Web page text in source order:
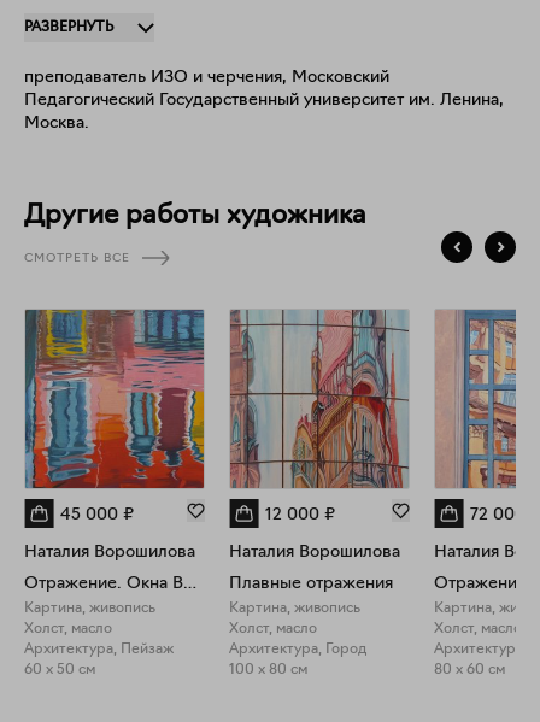
Теперь идеи моих картин рождаются из этого внутреннего
то, что зритель видит на моих картинах реалистично, но не
реально: главное в них чувственность восприятия, когда
важным становится не увиденное, а вызванные им эмоции.
иллюзиях на тонкой грани воды. Серия «Прогноз погоды» –
наблюдение за небесным театром. Я стремлюсь поделиться
мой зритель узнавая в картинах себя, пришёл к
переосмыслению своего опыта, открытию новых чувств.
РАЗВЕРНУТЬ
преподаватель ИЗО и черчения, Московский
Педагогический Государственный университет им. Ленина,
Москва.
Другие работы художника
СМОТРЕТЬ ВСЕ
45 000 ₽
Наталия Ворошилова
Отражение. Окна Венеции
Картина, живопись
Холст, масло
Архитектура, Пейзаж
60 x 50 см
12 000 ₽
Наталия Ворошилова
Плавные отражения
Картина, живопись
Холст, масло
Архитектура, Город
100 x 80 см
72 000
Наталия
Картина,
Холст, масло
Архитектура,
80 x 60 см